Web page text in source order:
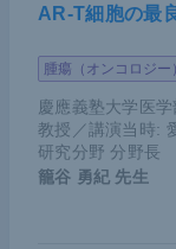
AR-T細胞の最
腫瘍（オンコロジー
慶應義塾大学医
教授／講演当時:
研究分野 分野長
籠谷 勇紀 先生